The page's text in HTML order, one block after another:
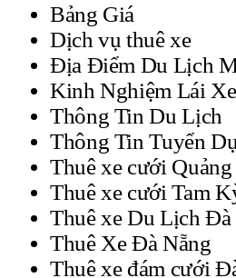
Bảng Giá
Dịch vụ thuê xe
Địa Điểm Du Lịch
Kinh Nghiệm Lái Xe
Thông Tin Du Lịch
Thông Tin Tuyển
Thuê xe cưới Quảng
Thuê xe cưới Tam
Thuê xe Du Lịch Đà
Thuê Xe Đà Nẵng
Thuê xe đám cưới